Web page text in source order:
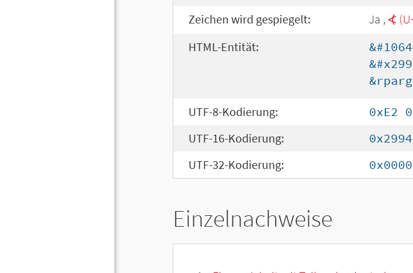
Zeichen wird gespiegelt: Ja , ⦓
HTML-Entität:
UTF-8-Kodierung:
0xE2
UTF-16-Kodierung:
0x2994
UTF-32-Kodierung:
Einzelnachweise